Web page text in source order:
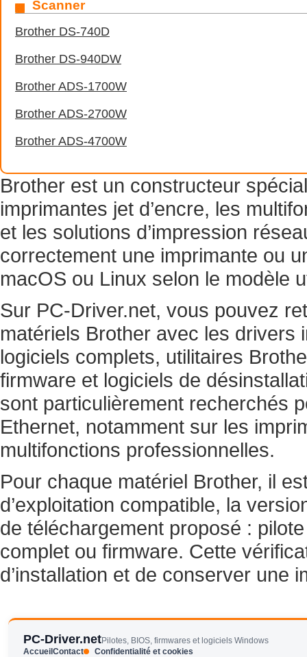
Scanner
Brother DS-740D
Brother DS-940DW
Brother ADS-1700W
Brother ADS-2700W
Brother ADS-4700W
Brother est un constructeur
imprimantes jet d’encre, les
et les solutions d’impression
correctement une imprimante ou
macOS ou Linux selon le modèle
Sur PC-Driver.net, vous pouvez
matériels Brother avec les drivers
logiciels complets, utilitaires
firmware et logiciels de
sont particulièrement recherchés
Ethernet, notamment sur les
multifonctions professionnelles.
Pour chaque matériel Brother, il
d’exploitation compatible, la
de téléchargement proposé :
complet ou firmware. Cette
d’installation et de conserver une
PC-Driver.netPilotes, BIOS, firmwares et logiciels Windows
Accueil Contact Confidentialité et cookies